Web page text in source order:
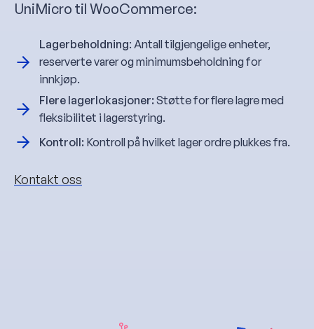
UniMicro til WooCommerce:
Lagerbeholdning: Antall tilgjengelige enheter,
reserverte varer og minimumsbeholdning for
innkjøp.
Flere lagerlokasjoner: Støtte for flere lagre med
fleksibilitet i lagerstyring.
Kontroll: Kontroll på hvilket lager ordre plukkes fra.
Kontakt oss